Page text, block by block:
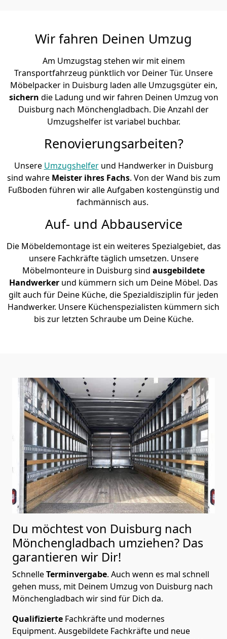
Wir fahren Deinen Umzug
Am Umzugstag stehen wir mit einem
Transportfahrzeug pünktlich vor Deiner Tür. Unsere
Möbelpacker in Duisburg laden alle Umzugsgüter ein,
sichern die Ladung und wir fahren Deinen Umzug von
Duisburg nach Mönchen­gladbach. Die Anzahl der
Umzugshelfer ist variabel buchbar.
Renovierungsarbeiten?
Unsere Umzugshelferund Handwerker in Duisburg
sind wahre Meister ihres Fachs. Von der Wand bis zum
Fußboden führen wir alle Aufgaben kostengünstig und
fachmännisch aus.
Auf- und Abbauservice
Die Möbeldemontage ist ein weiteres Spezialgebiet, das
unsere Fachkräfte täglich umsetzen. Unsere
Möbelmonteure in Duisburg sind ausgebildete
Handwerker und kümmern sich um Deine Möbel. Das
gilt auch für Deine Küche, die Spezialdisziplin für jeden
Handwerker. Unsere Küchenspezialisten kümmern sich
bis zur letzten Schraube um Deine Küche.
Du möchtest von Duisburg nach
Mönchen­gladbach umziehen? Das
garantieren wir Dir!
SchnelleTerminvergabe. Auch wenn es mal schnell
gehen muss, mit Deinem Umzug von Duisburg nach
Mönchen­gladbach wir sind für Dich da.
Qualifizierte Fachkräfte und modernes
Equipment. Ausgebildete Fachkräfte und neue